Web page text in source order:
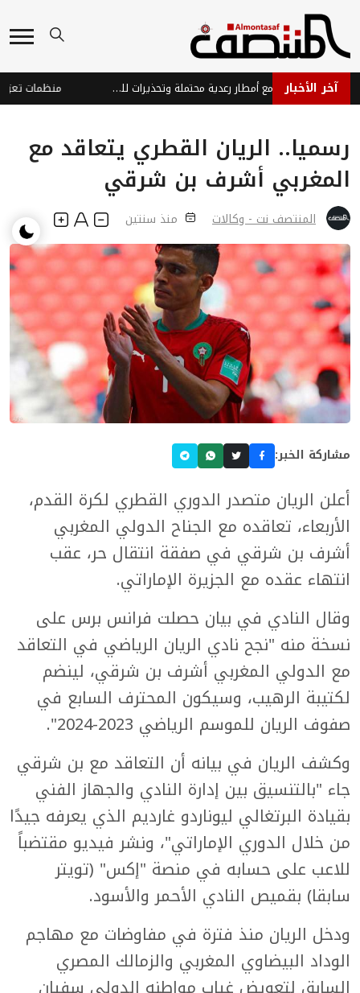
آخر الأخبار توقعات طقس حار مع أمطار رعدية محتملة وتحذيرات للمواطنين
رسميا.. الريان القطري يتعاقد مع
المغربي أشرف بن شرقي
المنتصف نت - وكالات منذ سنتين
مشاركة الخبر:
أعلن الريان متصدر الدوري القطري لكرة القدم،
الأربعاء، تعاقده مع الجناح الدولي المغربي
أشرف بن شرقي في صفقة انتقال حر، عقب
انتهاء عقده مع الجزيرة الإماراتي.
وقال النادي في بيان حصلت فرانس برس على
نسخة منه "نجح نادي الريان الرياضي في التعاقد
مع الدولي المغربي أشرف بن شرقي، لينضم
لكتيبة الرهيب، وسيكون المحترف السابع في
صفوف الريان للموسم الرياضي 2023-2024".
وكشف الريان في بيانه أن التعاقد مع بن شرقي
جاء "بالتنسيق بين إدارة النادي والجهاز الفني
بقيادة البرتغالي ليوناردو غارديم الذي يعرفه جيدًا
من خلال الدوري الإماراتي"، ونشر فيديو مقتضباً
للاعب على حسابه في منصة "إكس" (تويتر
سابقا) بقميص النادي الأحمر والأسود.
ودخل الريان منذ فترة في مفاوضات مع مهاجم
الوداد البيضاوي المغربي والزمالك المصري